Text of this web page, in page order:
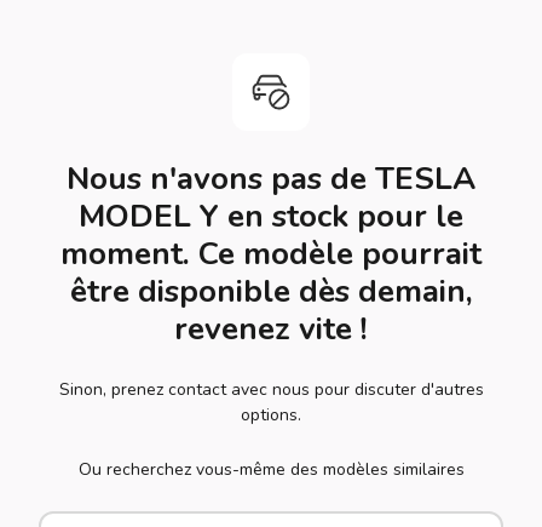
Nous n'avons pas de TESLA
MODEL Y en stock pour le
moment. Ce modèle pourrait
être disponible dès demain,
revenez vite !
Sinon, prenez contact avec nous pour discuter d'autres
options.
Ou recherchez vous-même des modèles similaires